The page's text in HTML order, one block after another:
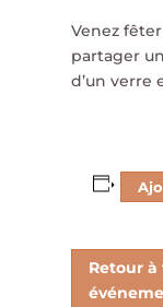
Venez
partager
d’un verre
Retour à